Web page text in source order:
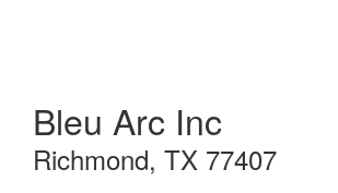
Bleu Arc Inc
Richmond, TX 77407